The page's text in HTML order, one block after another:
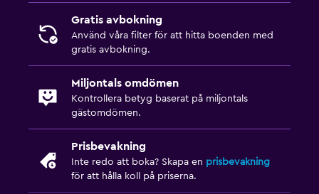
Gratis avbokning
Använd våra filter för att hitta boenden med
gratis avbokning.
Miljontals omdömen
Kontrollera betyg baserat på miljontals
gästomdömen.
Prisbevakning
Inte redo att boka? Skapa en prisbevakning
för att hålla koll på priserna.